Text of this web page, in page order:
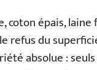
coton épais,
refus du
absolue :